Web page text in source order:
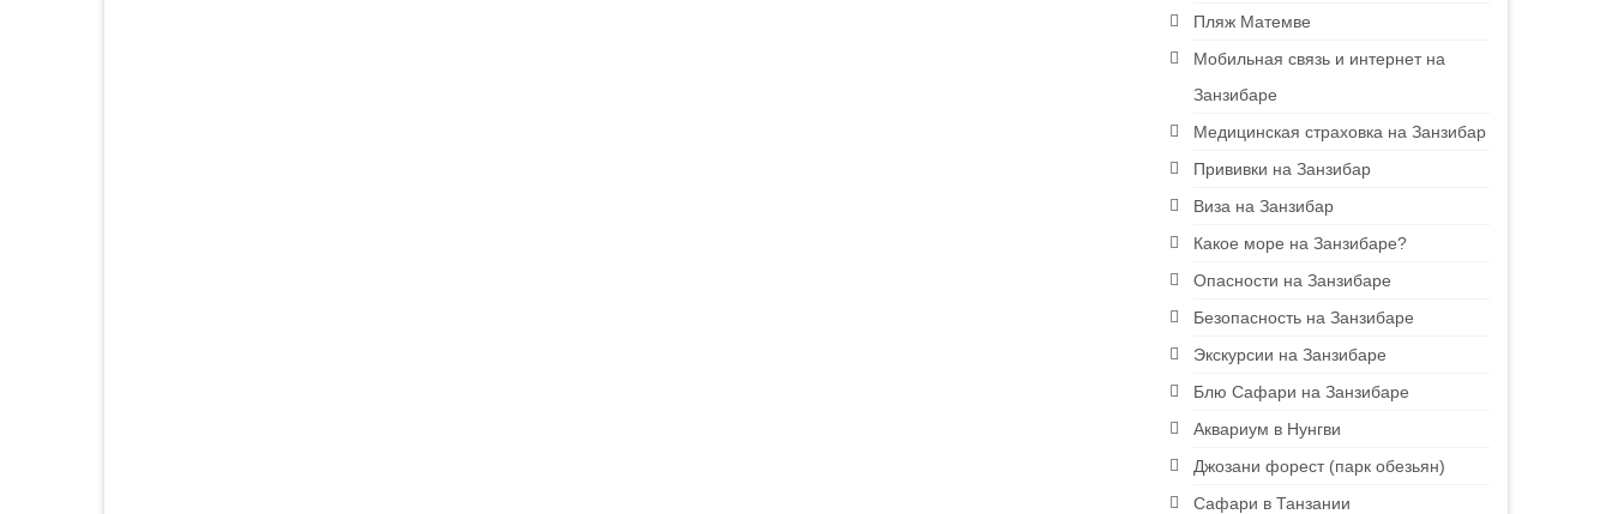
Пляж Матемве
Мобильная связь и интернет на
Занзибаре
Медицинская страховка на Занзибар
Прививки на Занзибар
Виза на Занзибар
Какое море на Занзибаре?
Опасности на Занзибаре
Безопасность на Занзибаре
Экскурсии на Занзибаре
Блю Сафари на Занзибаре
Аквариум в Нунгви
Джозани форест (парк обезьян)
Сафари в Танзании